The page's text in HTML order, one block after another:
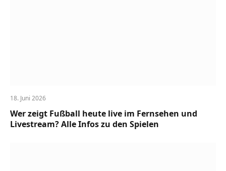
18. Juni 2026
Wer zeigt Fußball heute live im Fernsehen und
Livestream? Alle Infos zu den Spielen